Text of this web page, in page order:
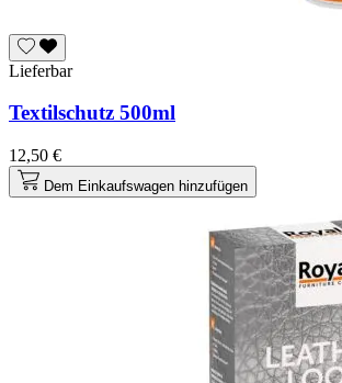
Lieferbar
Textilschutz 500ml
12,50 €
Dem Einkaufswagen hinzufügen